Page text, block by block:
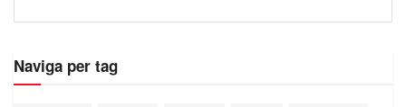
Naviga per tag